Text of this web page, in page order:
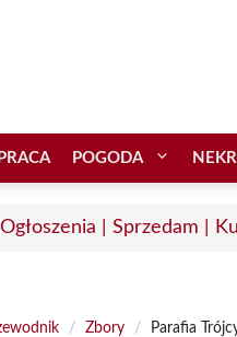
PRACA POGODA
| Sprzedam |
/ Zbory / Parafia